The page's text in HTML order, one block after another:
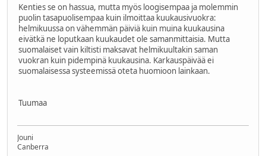
Kenties se on hassua, mutta myös loogisempaa ja molemmin
puolin tasapuolisempaa kuin ilmoittaa kuukausivuokra:
helmikuussa on vähemmän päiviä kuin muina kuukausina
eivätkä ne loputkaan kuukaudet ole samanmittaisia. Mutta
suomalaiset vain kiltisti maksavat helmikuultakin saman
vuokran kuin pidempinä kuukausina. Karkauspäivää ei
suomalaisessa systeemissä oteta huomioon lainkaan.
Tuumaa
Jouni
Canberra